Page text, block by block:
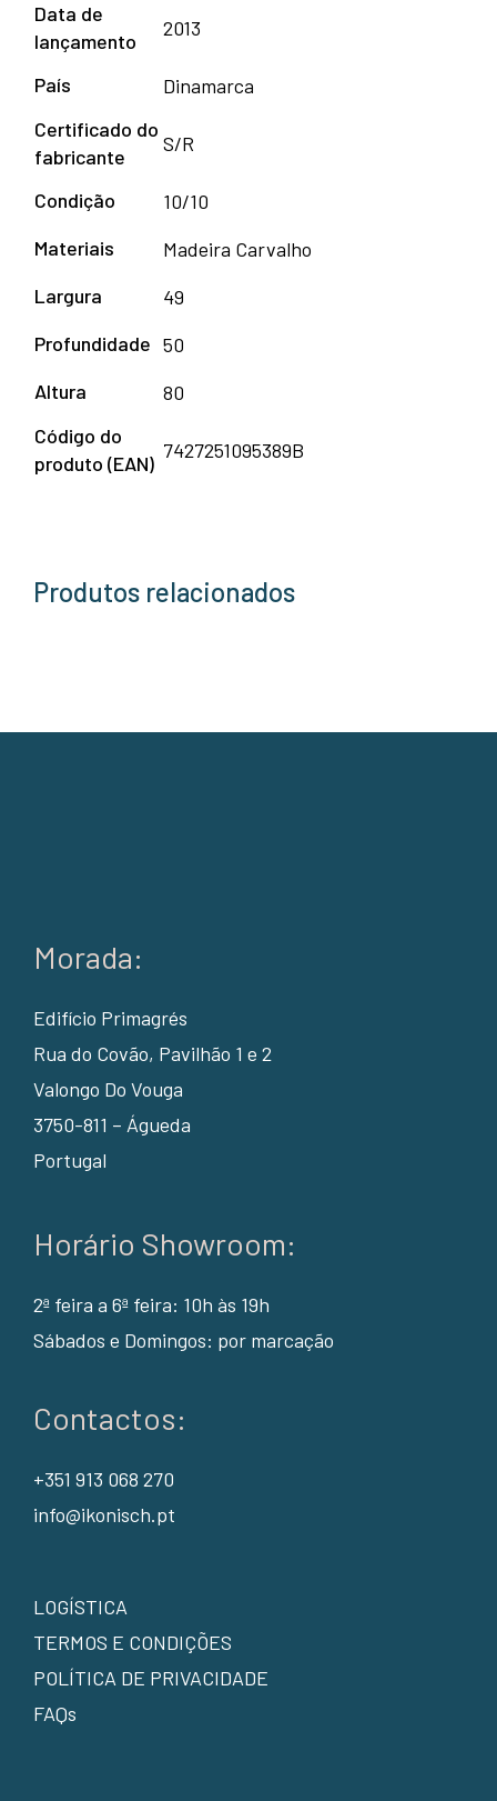
Data de
lançamento
2013
País
Dinamarca
Certificado do
fabricante
S/R
Condição
10/10
Materiais
Madeira Carvalho
Largura
49
Profundidade 50
Altura
80
Código do
produto (EAN)
7427251095389B
Produtos relacionados
Morada:
Edifício Primagrés
Rua do Covão, Pavilhão 1 e 2
Valongo Do Vouga
3750-811 – Águeda
Portugal
Horário Showroom:
2ª feira a 6ª feira: 10h às 19h
Sábados e Domingos: por marcação
Contactos:
+351 913 068 270
info@ikonisch.pt
LOGÍSTICA
TERMOS E CONDIÇÕES
POLÍTICA DE PRIVACIDADE
FAQs